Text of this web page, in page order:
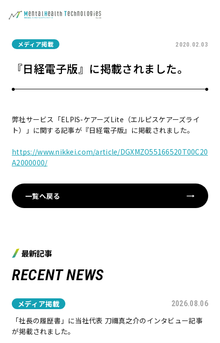
メディア掲載 2020.02.03
『日経電子版』に掲載されました。
弊社サービス「ELPIS-ケアーズLite（エルピスケアーズライ
ト）」に関する記事が『日経電子版』に掲載されました。
https://www.nikkei.com/article/DGXMZO55166520T00C20
A2000000/
一覧へ戻る
最新記事
RECENT NEWS
メディア掲載 2026.08.06
「社長の履歴書」に当社代表 刀禰真之介のインタビュー記事
が掲載されました。